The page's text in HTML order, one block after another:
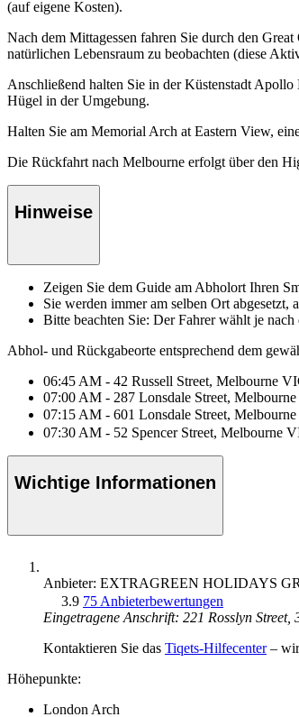
(auf eigene Kosten).
Nach dem Mittagessen fahren Sie durch den
natürlichen Lebensraum zu beobachten (diese
Anschließend halten Sie in der Küstenstadt Apollo
Hügel in der Umgebung.
Halten Sie am Memorial Arch at Eastern View,
Die Rückfahrt nach Melbourne erfolgt über den
Hinweise
Zeigen Sie dem Guide am Abholort Ihren
Sie werden immer am selben Ort abgesetzt,
Bitte beachten Sie: Der Fahrer wählt je
Abhol- und Rückgabeorte entsprechend dem
06:45 AM - 42 Russell Street, Melbourne
07:00 AM - 287 Lonsdale Street,
07:15 AM - 601 Lonsdale Street,
07:30 AM - 52 Spencer Street, Melbourne
Wichtige Informationen
Anbieter: EXTRAGREEN HOLIDAYS
3.9 75 Anbieterbewertungen
Eingetragene Anschrift: 221 Rosslyn Street,
Kontaktieren Sie das Tiqets-Hilfecenter– wir
Höhepunkte:
London Arch